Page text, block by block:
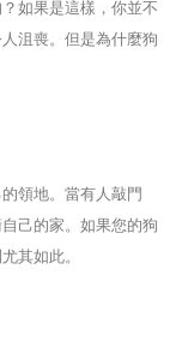
如果是這樣，你並不
沮喪。但是為什麼狗
領地。當有人敲門
己的家。如果您的狗
其如此。